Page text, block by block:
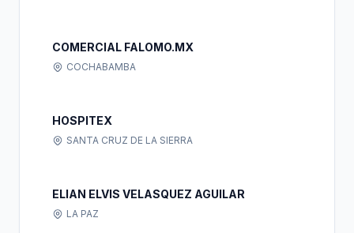
COMERCIAL FALOMO.MX
COCHABAMBA
HOSPITEX
SANTA CRUZ DE LA SIERRA
ELIAN ELVIS VELASQUEZ AGUILAR
LA PAZ